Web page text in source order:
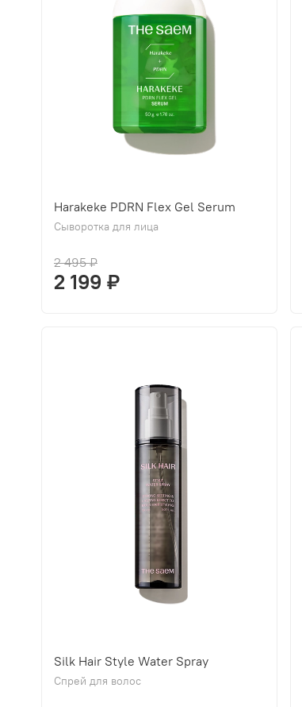
Harakeke PDRN Flex Gel Serum
Сыворотка для лица
2 495 ₽
2 199 ₽
Silk Hair Style Water Spray
Спрей для волос